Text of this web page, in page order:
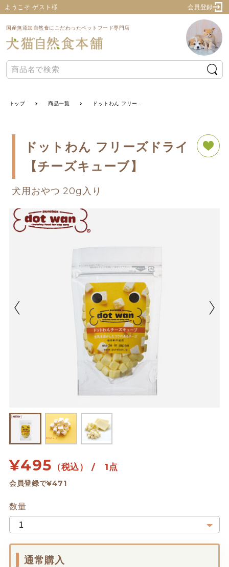
ようこそ ゲスト様 会員登録
国産無添加自然食にこだわったペットフード専門店
トップ 商品一覧 ドットわん フリーズドライ【チーズキューブ】
犬用おやつ 20g入り
ドットわん フリーズドライ
【チーズキューブ】
¥495 （税込） / 1点
会員登録で¥471
数量
通常購入